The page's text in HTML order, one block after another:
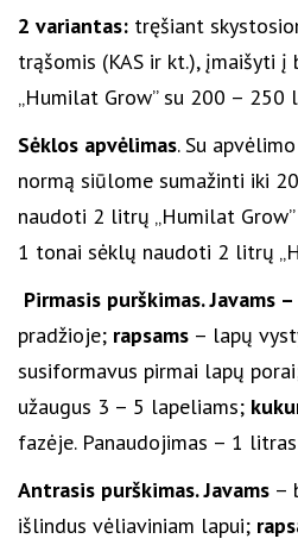
2 variantas: tręšiant
trąšomis (KAS ir kt.), įmaišyti
„Humilat Grow” su 200 – 250
Sėklos apvėlimas. Su
normą siūlome sumažinti iki
naudoti 2 litrų „Humilat Grow”
1 tonai sėklų naudoti 2 litrų
Pirmasis purškimas. Javams –
pradžioje; rapsams – lapų
susiformavus pirmai lapų
užaugus 3 – 5 lapeliams;
fazėje. Panaudojimas – 1
Antrasis purškimas. Javams –
išlindus vėliaviniam lapui;